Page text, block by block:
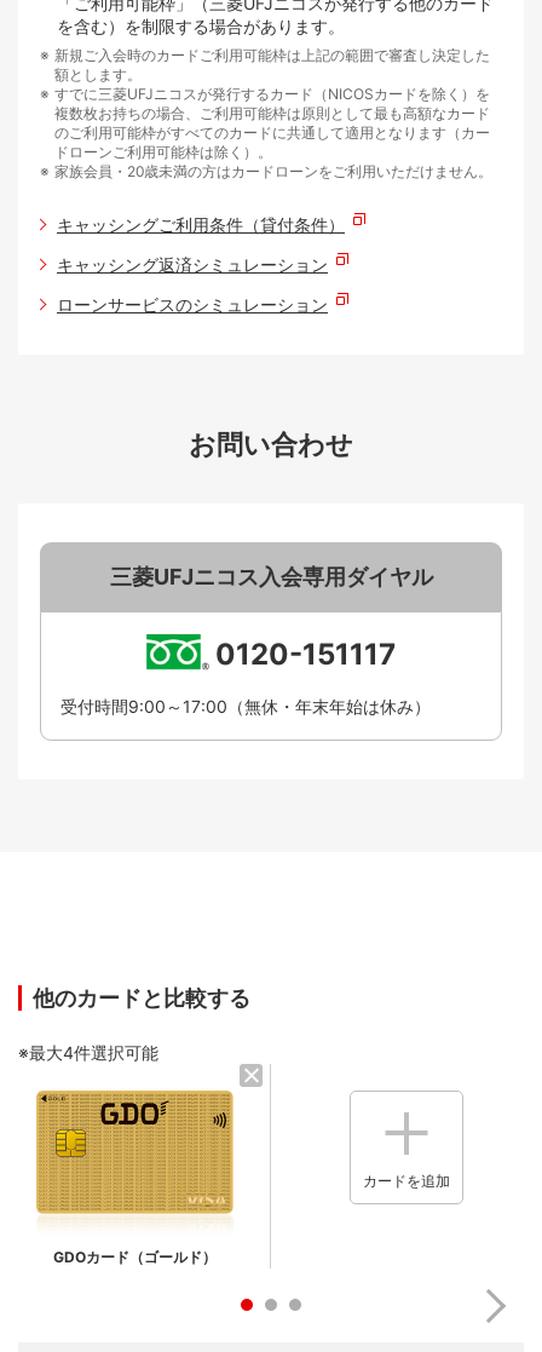
を含む）を制限する場合があります。
新規ご入会時のカードご利用可能枠は上記の範囲で審査し決定した
額とします。
すでに三菱UFJニコスが発行するカード（NICOSカードを除く）を
複数枚お持ちの場合、ご利用可能枠は原則として最も高額なカード
のご利用可能枠がすべてのカードに共通して適用となります（カー
ドローンご利用可能枠は除く）。
家族会員・20歳未満の方はカードローンをご利用いただけません。
キャッシングご利用条件（貸付条件）
キャッシング返済シミュレーション
ローンサービスのシミュレーション
お問い合わせ
三菱UFJニコス入会専用ダイヤル
0120-151117
受付時間9:00～17:00（無休・年末年始は休み）
他のカードと比較する
※最大4件選択可能
GDOカード（ゴールド）
カードを追加